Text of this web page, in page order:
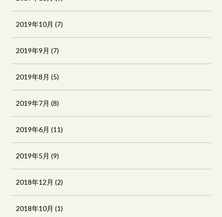
2019年10月 (7)
2019年9月 (7)
2019年8月 (5)
2019年7月 (8)
2019年6月 (11)
2019年5月 (9)
2018年12月 (2)
2018年10月 (1)